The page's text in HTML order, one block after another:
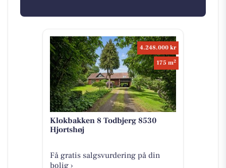
4.248.000 kr
175 m2
Klokbakken 8 Todbjerg 8530
Hjortshøj
Få gratis salgsvurdering på din
bolig ›